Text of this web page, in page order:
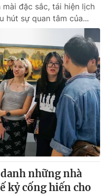
đặc sắc, tái hiện lịch
hút sự quan tâm của...
những nhà
kỷ cống hiến cho